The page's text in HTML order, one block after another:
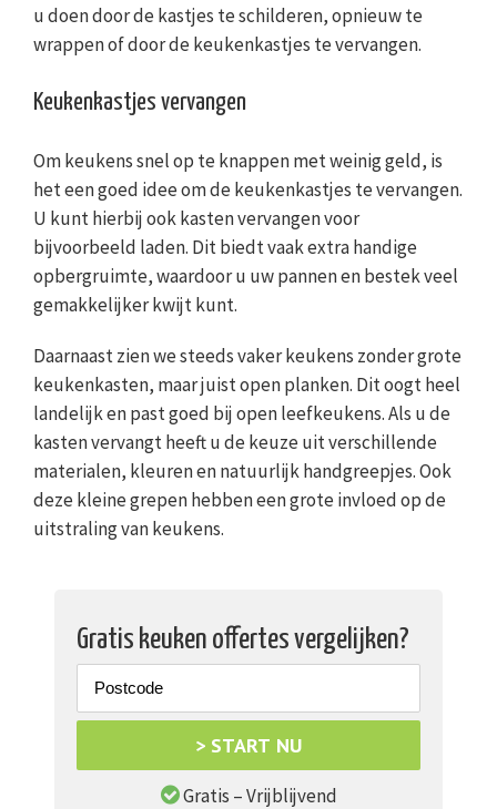
u doen door de kastjes te schilderen, opnieuw te
wrappen of door de keukenkastjes te vervangen.
Keukenkastjes vervangen
Om keukens snel op te knappen met weinig geld, is
het een goed idee om de keukenkastjes te vervangen.
U kunt hierbij ook kasten vervangen voor
bijvoorbeeld laden. Dit biedt vaak extra handige
opbergruimte, waardoor u uw pannen en bestek veel
gemakkelijker kwijt kunt.
Daarnaast zien we steeds vaker keukens zonder grote
keukenkasten, maar juist open planken. Dit oogt heel
landelijk en past goed bij open leefkeukens. Als u de
kasten vervangt heeft u de keuze uit verschillende
materialen, kleuren en natuurlijk handgreepjes. Ook
deze kleine grepen hebben een grote invloed op de
uitstraling van keukens.
Gratis keuken offertes vergelijken?
> START NU
Gratis – Vrijblijvend